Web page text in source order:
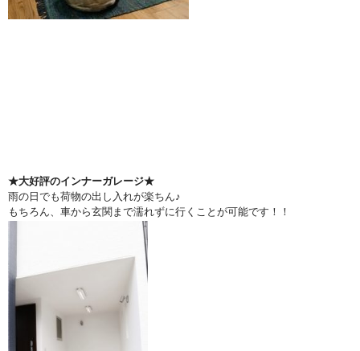
★大好評のインナーガレージ★
雨の日でも荷物の出し入れが楽ちん♪
もちろん、車から玄関まで濡れずに行くことが可能です！！